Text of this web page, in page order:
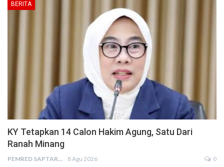
BERITA
KY Tetapkan 14 Calon Hakim Agung, Satu Dari
Ranah Minang
PEMRED SAPTARIUS 8 Agu 2026 0